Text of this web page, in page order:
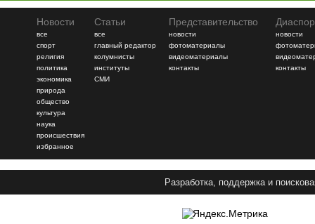
Новости
все
спорт
религия
политика
экономика
природа
общество
культура
наука
происшествия
избранное
Статьи
все
главный редактор
колумнисты
институты
СМИ
Представительство
новости
фотоматериалы
видеоматериалы
контакты
новости
контакты
Разработка, поддержка и